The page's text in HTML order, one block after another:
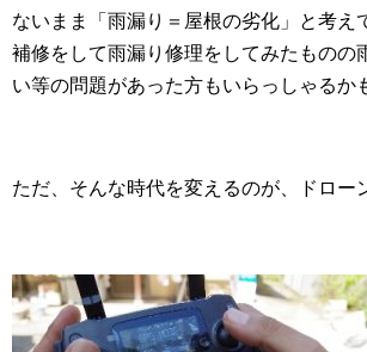
ないまま「雨漏り＝屋根の劣化」と考え
補修をして雨漏り修理をしてみたものの
い等の問題があった方もいらっしゃるか
ただ、そんな時代を変えるのが、ドロー